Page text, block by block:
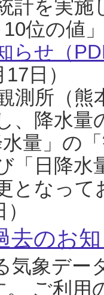
計を実
位の値
らせ（
日）
測所（熊
、降水
水量」の
「日降
となっ
去のお
気象デー
ご利用